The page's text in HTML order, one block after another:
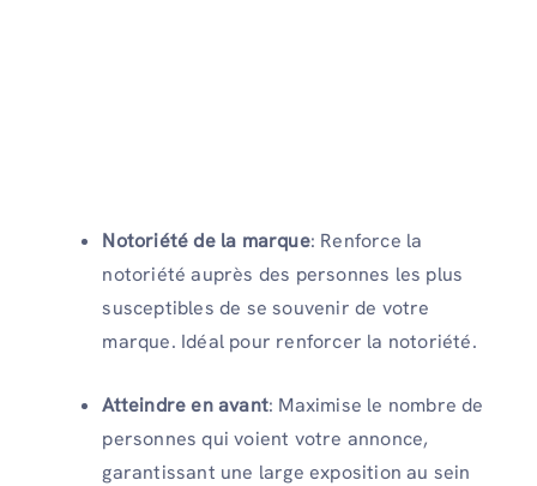
Notoriété de la marque: Renforce la
notoriété auprès des personnes les plus
susceptibles de se souvenir de votre
marque. Idéal pour renforcer la notoriété.
Atteindre en avant: Maximise le nombre de
personnes qui voient votre annonce,
garantissant une large exposition au sein